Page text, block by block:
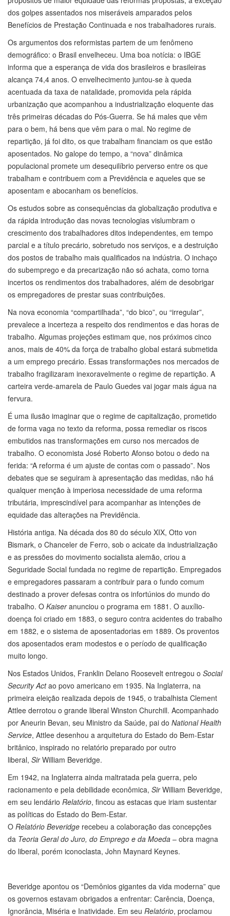
dos golpes assentados nos miseráveis amparados pelos
Benefícios de Prestação Continuada e nos trabalhadores rurais.
Os argumentos dos reformistas partem de um fenômeno
demográfico: o Brasil envelheceu. Uma boa notícia: o IBGE
informa que a esperança de vida dos brasileiros e brasileiras
alcança 74,4 anos. O envelhecimento juntou-se à queda
acentuada da taxa de natalidade, promovida pela rápida
urbanização que acompanhou a industrialização eloquente das
três primeiras décadas do Pós-Guerra. Se há males que vêm
para o bem, há bens que vêm para o mal. No regime de
repartição, já foi dito, os que trabalham financiam os que estão
aposentados. No galope do tempo, a “nova” dinâmica
populacional promete um desequilíbrio perverso entre os que
trabalham e contribuem com a Previdência e aqueles que se
aposentam e abocanham os benefícios.
Os estudos sobre as consequências da globalização produtiva e
da rápida introdução das novas tecnologias vislumbram o
crescimento dos trabalhadores ditos independentes, em tempo
parcial e a título precário, sobretudo nos serviços, e a destruição
dos postos de trabalho mais qualificados na indústria. O inchaço
do subemprego e da precarização não só achata, como torna
incertos os rendimentos dos trabalhadores, além de desobrigar
os empregadores de prestar suas contribuições.
Na nova economia “compartilhada”, “do bico”, ou “irregular”,
prevalece a incerteza a respeito dos rendimentos e das horas de
trabalho. Algumas projeções estimam que, nos próximos cinco
anos, mais de 40% da força de trabalho global estará submetida
a um emprego precário. Essas transformações nos mercados de
trabalho fragilizaram inexoravelmente o regime de repartição. A
carteira verde-amarela de Paulo Guedes vai jogar mais água na
fervura.
É uma ilusão imaginar que o regime de capitalização, prometido
de forma vaga no texto da reforma, possa remediar os riscos
embutidos nas transformações em curso nos mercados de
trabalho. O economista José Roberto Afonso botou o dedo na
ferida: “A reforma é um ajuste de contas com o passado”. Nos
debates que se seguiram à apresentação das medidas, não há
qualquer menção à imperiosa necessidade de uma reforma
tributária, imprescindível para acompanhar as intenções de
equidade das alterações na Previdência.
História antiga. Na década dos 80 do século XIX, Otto von
Bismark, o Chanceler de Ferro, sob o acicate da industrialização
e as pressões do movimento socialista alemão, criou a
Seguridade Social fundada no regime de repartição. Empregados
e empregadores passaram a contribuir para o fundo comum
destinado a prover defesas contra os infortúnios do mundo do
trabalho. O Kaiseranunciou o programa em 1881. O auxílio-
doença foi criado em 1883, o seguro contra acidentes do trabalho
em 1882, e o sistema de aposentadorias em 1889. Os proventos
dos aposentados eram modestos e o período de qualificação
muito longo.
Nos Estados Unidos, Franklin Delano Roosevelt entregou o Social
Security Actao povo americano em 1935. Na Inglaterra, na
primeira eleição realizada depois de 1945, o trabalhista Clement
Attlee derrotou o grande liberal Winston Churchill. Acompanhado
por Aneurin Bevan, seu Ministro da Saúde, pai do National Health
Service, Attlee desenhou a arquitetura do Estado do Bem-Estar
britânico, inspirado no relatório preparado por outro
liberal, SirWilliam Beveridge.
Em 1942, na Inglaterra ainda maltratada pela guerra, pelo
racionamento e pela debilidade econômica, SirWilliam Beveridge,
em seu lendário Relatório, fincou as estacas que iriam sustentar
as políticas do Estado do Bem-Estar.
O Relatório Beveridge recebeu a colaboração das concepções
da Teoria Geral do Juro, do Emprego e da Moeda – obra magna
do liberal, porém iconoclasta, John Maynard Keynes.
Beveridge apontou os “Demônios gigantes da vida moderna” que
os governos estavam obrigados a enfrentar: Carência, Doença,
Ignorância, Miséria e Inatividade. Em seu Relatório, proclamou